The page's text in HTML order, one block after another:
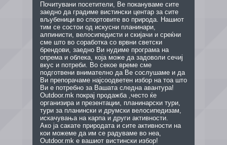
Почитувани посетители, Ве покануваме сите
заедно да градиме вистински центар за сите
вљубеници во спортовите во природа. Нашиот
тим се состои од искусни планинари,
алпинисти, велосипедисти и скијачи и среќни
сме што во соработка со врвни светски
брендови, заедно Ви нудиме програма на
опрема и облека, која може да задоволи сечиј
вкус и потреби. Во секое време сме
подготвени внимателно да Ве сослушаме и да
Ви препорачаме најсоодветен избор на тоа што
Ви е потребно за Вашата следна авантура!
Outdoor.mk покрај продажба ,често ќе
организира и презентации, планинарски тури,
тури за планински и друмски велосипедизам,
искачувања на карпа и други активности.
Ако ја сакате природата и сите активности на
кои можеме да им се радуваме во неа,
Outdoor.mk е вашиот вистински избор!